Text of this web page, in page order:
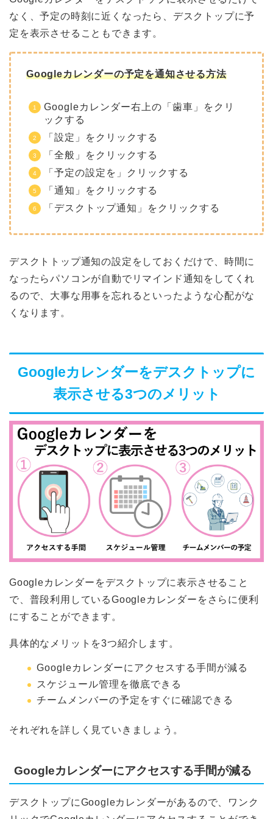
なく、予定の時刻に近くなったら、デスクトップに予
定を表示させることもできます。
Googleカレンダーの予定を通知させる方法
Googleカレンダー右上の「歯車」をクリ
ックする
「設定」をクリックする
「全般」をクリックする
「予定の設定を」クリックする
「通知」をクリックする
「デスクトップ通知」をクリックする
デスクトトップ通知の設定をしておくだけで、時間に
なったらパソコンが自動でリマインド通知をしてくれ
るので、大事な用事を忘れるといったような心配がな
くなります。
Googleカレンダーをデスクトップに
表示させる3つのメリット
Googleカレンダーをデスクトップに表示させること
で、普段利用しているGoogleカレンダーをさらに便利
にすることができます。
具体的なメリットを3つ紹介します。
Googleカレンダーにアクセスする手間が減る
スケジュール管理を徹底できる
チームメンバーの予定をすぐに確認できる
それぞれを詳しく見ていきましょう。
Googleカレンダーにアクセスする手間が減る
デスクトップにGoogleカレンダーがあるので、ワンク